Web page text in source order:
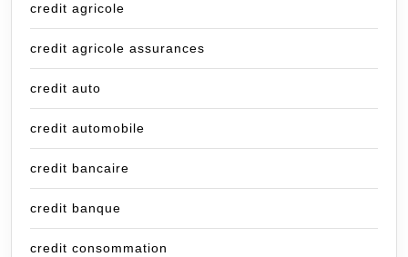
credit agricole
credit agricole assurances
credit auto
credit automobile
credit bancaire
credit banque
credit consommation